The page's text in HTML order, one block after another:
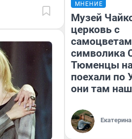
МНЕНИЕ
Музей
церковь с
символика
Тюменцы
поехали по
они там